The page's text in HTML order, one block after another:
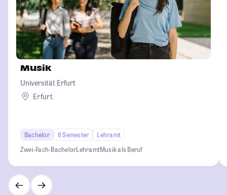
Musik
Universität Erfurt
Erfurt
Bachelor 6 Semester
Lehramt
Zwei-Fach-BachelorLehramtMusik als Beruf